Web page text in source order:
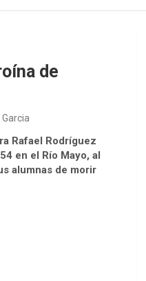
de
Rafael Rodríguez
en el Río Mayo, al
alumnas de morir